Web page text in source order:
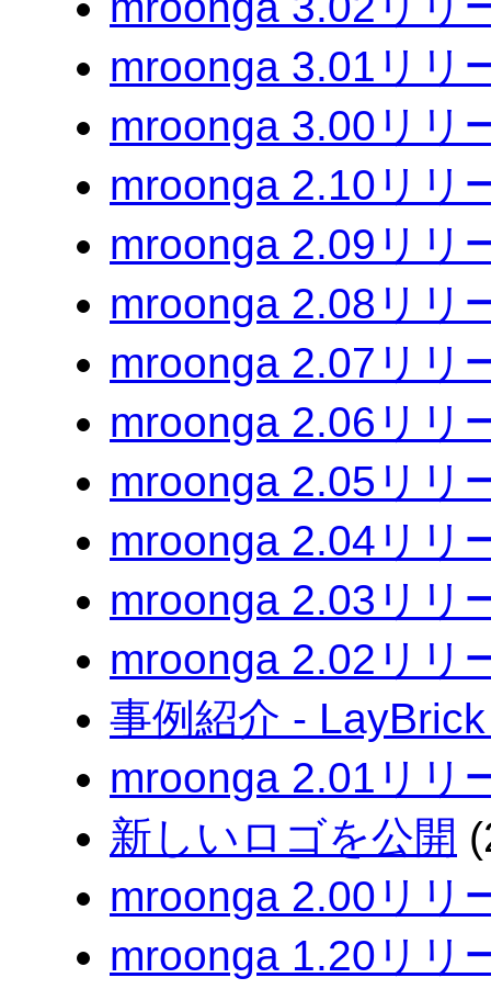
mroonga 3.01リリ
mroonga 3.00リリ
mroonga 2.10リリ
mroonga 2.09リリ
mroonga 2.08リリ
mroonga 2.07リリ
mroonga 2.06リリ
mroonga 2.05リリ
mroonga 2.04リリ
mroonga 2.03リリ
mroonga 2.02リリ
事例紹介 -
mroonga 2.01リリ
新しいロゴを公開
mroonga 2.00リリ
mroonga 1.20リリ